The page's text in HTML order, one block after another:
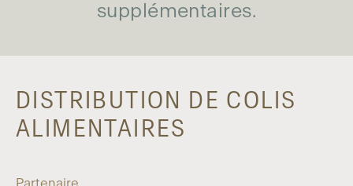
supplémentaires.
DISTRIBUTION DE COLIS
ALIMENTAIRES
Partenaire